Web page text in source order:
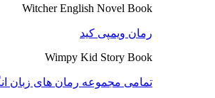
Witcher English Novel Book
رمان ویمپی کید
Wimpy Kid Story Book
تمامی مجموعه رمان های زبان